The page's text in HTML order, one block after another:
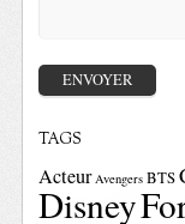
TAGS
Acteur Avengers BTS
Disney